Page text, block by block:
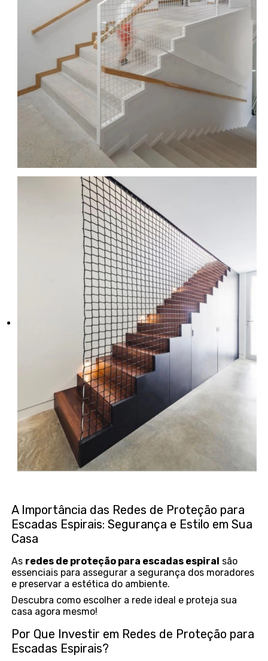
A Importância das Redes de Proteção para
Escadas Espirais: Segurança e Estilo em Sua
Casa
As redes de proteção para escadas espiral são
essenciais para assegurar a segurança dos moradores
e preservar a estética do ambiente.
Descubra como escolher a rede ideal e proteja sua
casa agora mesmo!
Por Que Investir em Redes de Proteção para
Escadas Espirais?